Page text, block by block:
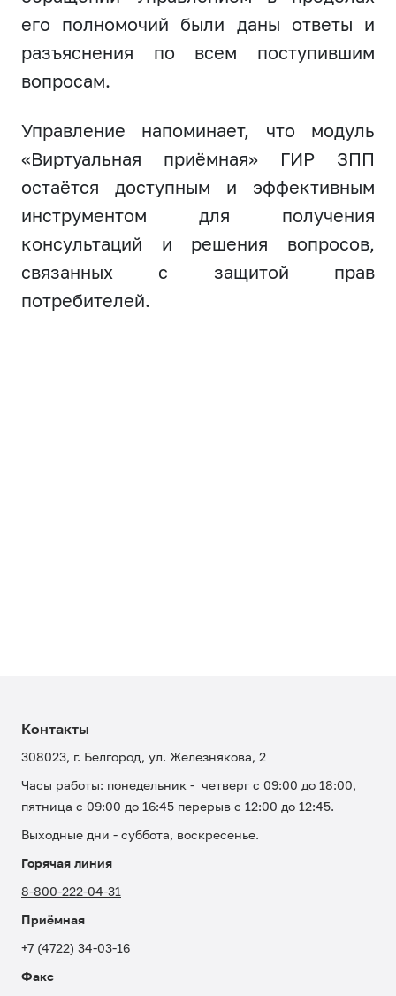
его полномочий были даны ответы и
разъяснения по всем поступившим
вопросам.
Управление напоминает, что модуль
«Виртуальная приёмная» ГИР ЗПП
остаётся доступным и эффективным
инструментом для получения
консультаций и решения вопросов,
связанных с защитой прав
потребителей.
Контакты
308023, г. Белгород, ул. Железнякова, 2
Часы работы: понедельник - четверг с 09:00 до 18:00,
пятница с 09:00 до 16:45 перерыв с 12:00 до 12:45.
Выходные дни - суббота, воскресенье.
Горячая линия
8-800-222-04-31
Приёмная
+7 (4722) 34-03-16
Факс